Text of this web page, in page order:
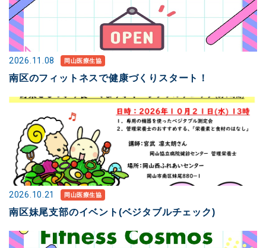
2026.11.08 岡山医療生協
南区のフィットネスで健康づくりスタート！
2026.10.21 岡山医療生協
南区妹尾支部のイベント(ベジタブルチェック)